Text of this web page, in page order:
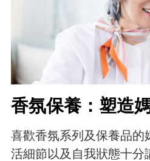
香氛保養：塑造
喜歡香氛系列及保養品的
活細節以及自我狀態十分